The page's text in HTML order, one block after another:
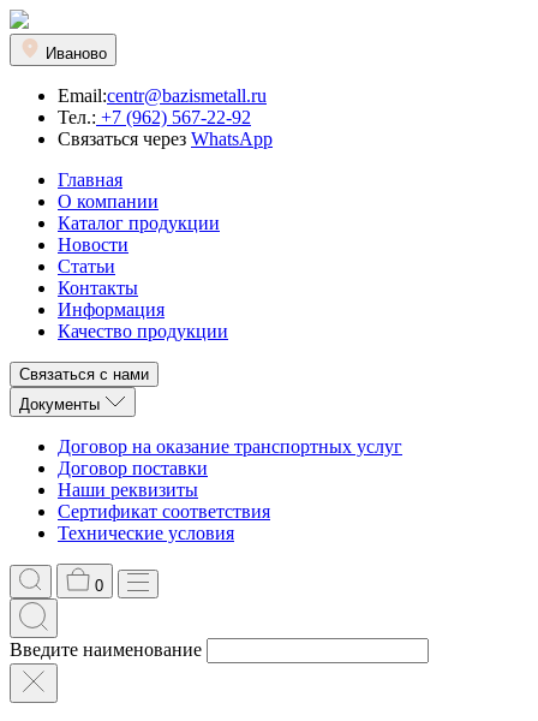
Иваново
Email:centr@bazismetall.ru
Тел.: +7 (962) 567-22-92
Связаться через WhatsApp
Главная
О компании
Каталог продукции
Новости
Статьи
Контакты
Информация
Качество продукции
Связаться с нами
Документы
Договор на оказание транспортных услуг
Договор поставки
Наши реквизиты
Сертификат соответствия
Технические условия
0
Введите наименование